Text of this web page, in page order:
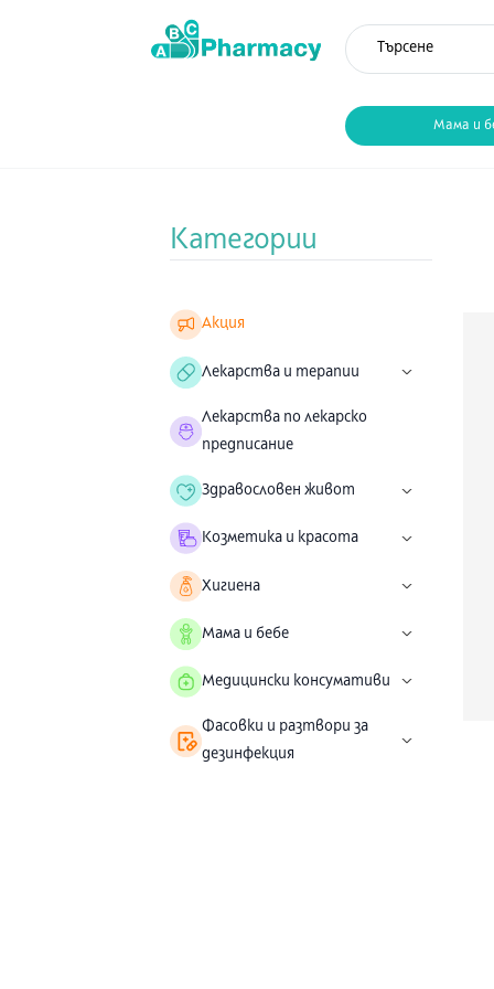
Мама и
Категории
Акция
Лекарства и терапии
Лекарства по лекарско
предписание
Здравословен живот
Козметика и красота
Хигиена
Мама и бебе
Медицински консумативи
Фасовки и разтвори за
дезинфекция